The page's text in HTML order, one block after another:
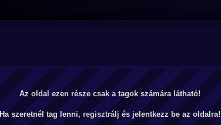
Az oldal ezen része csak a tagok számára látható!
Ha szeretnél tag lenni, regisztrálj és jelentkezz be az oldalra!